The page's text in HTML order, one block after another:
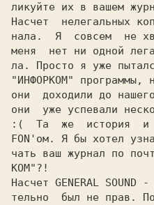
ликуйте их в вашем
Насчет  нелегальных
нала.  Я  совсем  не
меня  нет ни одной
ла. Просто я уже
"ИНФОРКОМ" программы,
они  доходили до
они  уже успевали
:(  Та  же  история  и с
FON'ом. Я бы хотел
чать ваш журнал по
КОМ"?!
Насчет GENERAL
тельно  был не прав.